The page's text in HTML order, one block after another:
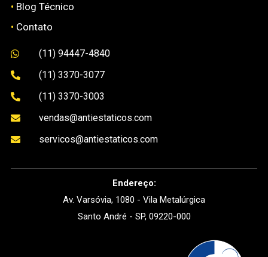
• Blog Técnico
• Contato
 (11) 94447-4840
 (11) 3370-3077
 (11) 3370-3003
 vendas@antiestaticos.com
 servicos@antiestaticos.com
Endereço:
Av. Varsóvia, 1080 - Vila Metalúrgica
Santo André - SP, 09220-000